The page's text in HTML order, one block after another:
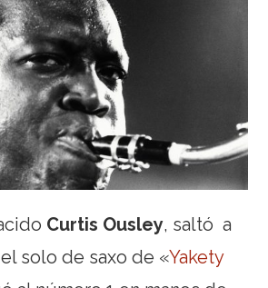
Curtis Ousley, saltó a
solo de saxo de «Yakety